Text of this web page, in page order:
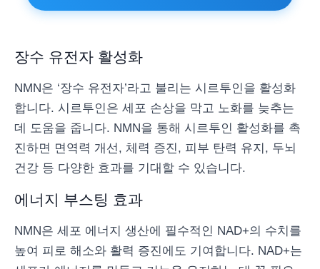
장수 유전자 활성화
NMN은 ‘장수 유전자’라고 불리는 시르투인을 활성화
합니다. 시르투인은 세포 손상을 막고 노화를 늦추는
데 도움을 줍니다. NMN을 통해 시르투인 활성화를 촉
진하면 면역력 개선, 체력 증진, 피부 탄력 유지, 두뇌
건강 등 다양한 효과를 기대할 수 있습니다.
에너지 부스팅 효과
NMN은 세포 에너지 생산에 필수적인 NAD+의 수치를
높여 피로 해소와 활력 증진에도 기여합니다. NAD+는